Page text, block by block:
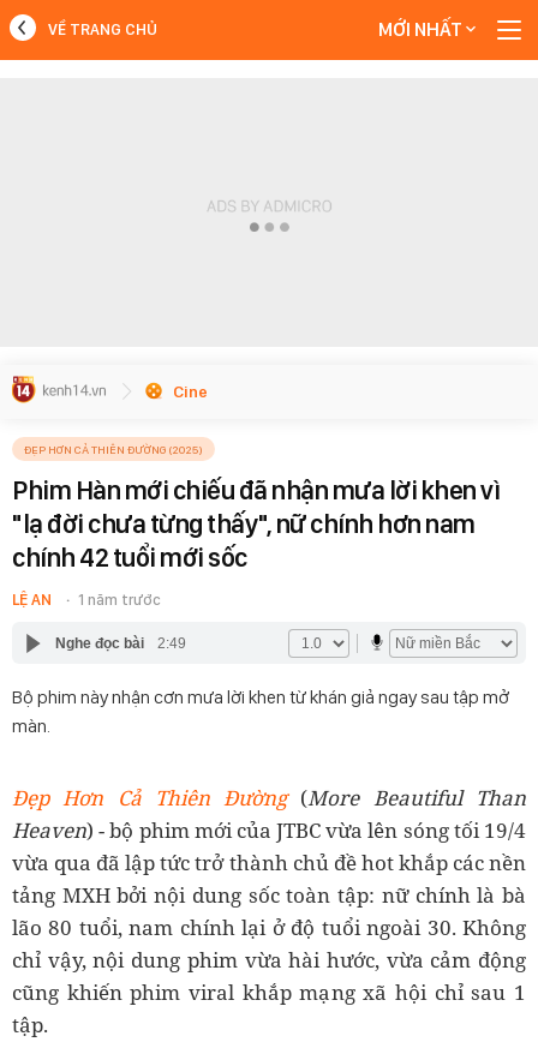
VỀ TRANG CHỦ MỚI NHẤT
Cine
ĐẸP HƠN CẢ THIÊN ĐƯỜNG (2025)
Phim Hàn mới chiếu đã nhận mưa lời khen vì
"lạ đời chưa từng thấy", nữ chính hơn nam
chính 42 tuổi mới sốc
LỆ AN 1 năm trước
Nghe đọc bài 2:49
Bộ phim này nhận cơn mưa lời khen từ khán giả ngay sau tập mở
màn.
Đẹp Hơn Cả Thiên Đường(More Beautiful Than
Heaven) - bộ phim mới của JTBC vừa lên sóng tối 19/4
vừa qua đã lập tức trở thành chủ đề hot khắp các nền
tảng MXH bởi nội dung sốc toàn tập: nữ chính là bà
lão 80 tuổi, nam chính lại ở độ tuổi ngoài 30. Không
chỉ vậy, nội dung phim vừa hài hước, vừa cảm động
cũng khiến phim viral khắp mạng xã hội chỉ sau 1
tập.